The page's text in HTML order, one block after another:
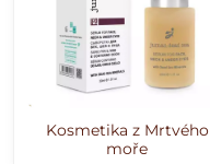
Kosmetika z Mrtvého
moře